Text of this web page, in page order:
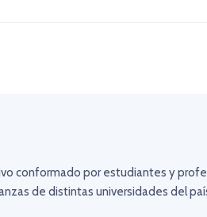
conformado por estudiantes y
de distintas universidades del